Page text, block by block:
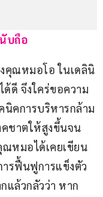
บถือ
คุณหมอโอ ในเดลินิ
ดี จึงใคร่ขอความ
คการบริหารกล้าม
ชาตให้สูงขึ้นจน
หมอได้เคยเขียน
รฟื้นฟูการแข็งตัว
แล้วกลัวว่า หาก